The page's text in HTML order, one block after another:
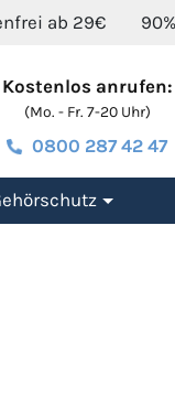
ab 29€
Kostenlos anrufen:
(Mo. - Fr. 7-20 Uhr)
0800 287 42 47